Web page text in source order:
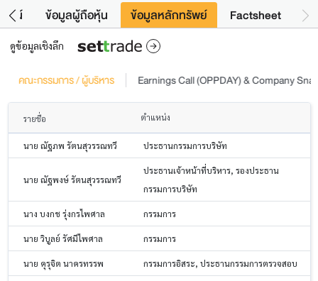
ยชน์ ข้อมูลผู้ถือหุ้น ข้อมูลหลักทรัพย์ Factsheet
ดูข้อมูลเชิงลึก
คณะกรรมการ / ผู้บริหาร Earnings Call (OPPDAY) & Company
รายชื่อ ตำแหน่ง
นาย ณัฐภพ รัตนสุวรรณทวี ประธานกรรมการบริษัท
นาย ณัฐพงษ์ รัตนสุวรรณทวี
ประธานเจ้าหน้าที่บริหาร, รองประธาน
กรรมการบริษัท
นาง บงกช รุ่งกรไพศาล กรรมการ
นาย วิบูลย์ รัศมีไพศาล กรรมการ
นาย คุรุจิต นาครทรรพ กรรมการอิสระ, ประธานกรรมการตรวจสอบ